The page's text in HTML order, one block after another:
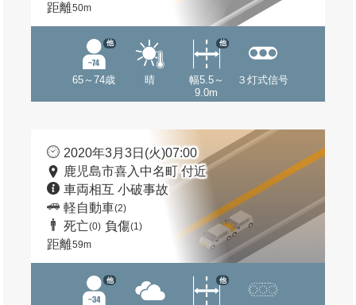
距離50m
65～74歳
他
晴
幅5.5～
9.0m
他
３灯式信号
2020年3月3日(火)07:00
鹿児島市喜入中名町 付近
車両相互 小破事故
軽自動車(2)
死亡(0) 負傷(1)
距離59m
他 他